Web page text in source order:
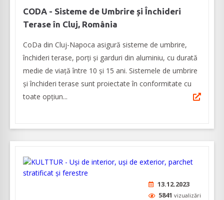
CODA - Sisteme de Umbrire și Închideri
Terase în Cluj, România
CoDa din Cluj-Napoca asigură sisteme de umbrire,
închideri terase, porți și garduri din aluminiu, cu durată
medie de viață între 10 și 15 ani. Sistemele de umbrire
și închideri terase sunt proiectate în conformitate cu
toate opțiun...
13.12.2023
5841 vizualizări